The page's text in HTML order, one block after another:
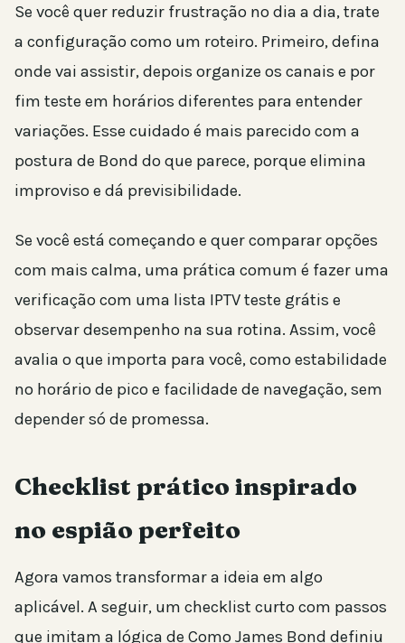
Se você quer reduzir frustração no dia a dia, trate
a configuração como um roteiro. Primeiro, defina
onde vai assistir, depois organize os canais e por
fim teste em horários diferentes para entender
variações. Esse cuidado é mais parecido com a
postura de Bond do que parece, porque elimina
improviso e dá previsibilidade.
Se você está começando e quer comparar opções
com mais calma, uma prática comum é fazer uma
verificação com uma lista IPTV teste grátis e
observar desempenho na sua rotina. Assim, você
avalia o que importa para você, como estabilidade
no horário de pico e facilidade de navegação, sem
depender só de promessa.
Checklist prático inspirado
no espião perfeito
Agora vamos transformar a ideia em algo
aplicável. A seguir, um checklist curto com passos
que imitam a lógica de Como James Bond definiu